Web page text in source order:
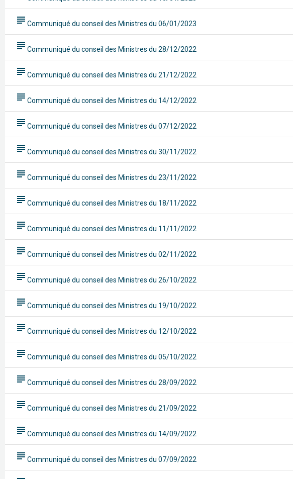
subject Communiqué du conseil des Ministres du 06/01/2023
subject Communiqué du conseil des Ministres du 28/12/2022
subject Communiqué du conseil des Ministres du 21/12/2022
subject Communiqué du conseil des Ministres du 14/12/2022
subject Communiqué du conseil des Ministres du 07/12/2022
subject Communiqué du conseil des Ministres du 30/11/2022
subject Communiqué du conseil des Ministres du 23/11/2022
subject Communiqué du conseil des Ministres du 18/11/2022
subject Communiqué du conseil des Ministres du 11/11/2022
subject Communiqué du conseil des Ministres du 02/11/2022
subject Communiqué du conseil des Ministres du 26/10/2022
subject Communiqué du conseil des Ministres du 19/10/2022
subject Communiqué du conseil des Ministres du 12/10/2022
subject Communiqué du conseil des Ministres du 05/10/2022
subject Communiqué du conseil des Ministres du 28/09/2022
subject Communiqué du conseil des Ministres du 21/09/2022
subject Communiqué du conseil des Ministres du 14/09/2022
subject Communiqué du conseil des Ministres du 07/09/2022